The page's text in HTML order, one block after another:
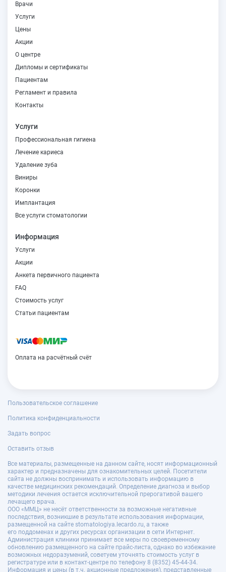
Врачи
Услуги
Цены
Акции
О центре
Дипломы и сертификаты
Пациентам
Регламент и правила
Контакты
Услуги
Профессиональная гигиена
Лечение кариеса
Удаление зуба
Виниры
Коронки
Имплантация
Все услуги стоматологии
Информация
Услуги
Акции
Анкета первичного пациента
FAQ
Стоимость услуг
Статьи пациентам
Оплата на расчётный счёт
Пользовательское соглашение
Политика конфиденциальности
Задать вопрос
Оставить отзыв
Все материалы, размещенные на данном сайте, носят информационный
характер и предназначены для ознакомительных целей. Посетители
сайта не должны воспринимать и использовать информацию в
качестве медицинских рекомендаций. Определение диагноза и выбор
методики лечения остается исключительной прерогативой вашего
лечащего врача.
ООО «ММЦ» не несёт ответственности за возможные негативные
последствия, возникшие в результате использования информации,
размещенной на сайте stomatologiya.lecardo.ru, а также
его поддоменах и других ресурсах организации в сети Интернет.
Администрация клиники принимает все меры по своевременному
обновлению размещенного на сайте прайс-листа, однако во избежание
возможных недоразумений, советуем уточнять стоимость услуг в
регистратуре или в контакт-центре по телефону 8 (8352) 45-44-34.
Информация и цены (в т.ч. акционные предложения), представленные